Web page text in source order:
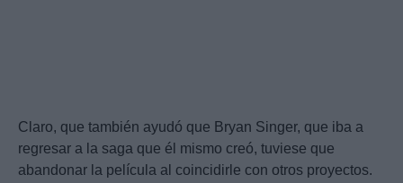
Claro, que también ayudó que Bryan Singer, que iba a
regresar a la saga que él mismo creó, tuviese que
abandonar la película al coincidirle con otros proyectos.